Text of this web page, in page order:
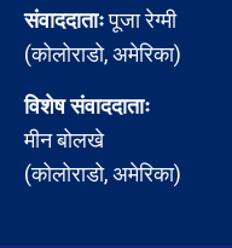
संवाददाताःपूजा रेग्मी
(कोलोराडो, अमेरिका)
विशेष संवाददाताः
मीन बोलखे
(कोलोराडो, अमेरिका)